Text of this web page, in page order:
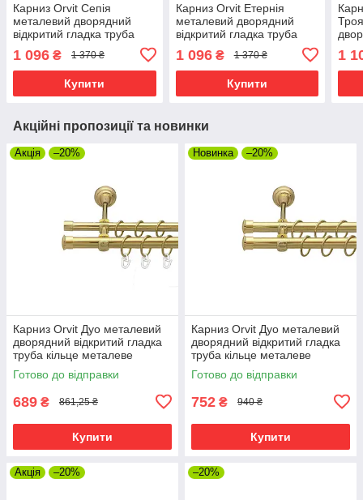
Карниз Orvit Сепія
металевий дворядний
відкритий гладка труба
25\19 мм 200 см (00-
00012827)
1 096 ₴ 1 370 ₴
Купити
Карниз Orvit Етернія
металевий дворядний
відкритий гладка труба
кільце металеве Золото
25\19 мм 200 см (00-
00012799)
1 096₴ 1 370 ₴
Купити
мм
1
Акційні пропозиції та новинки
Акція –20%
Карниз Orvit Дуо металевий
дворядний відкритий гладка
труба кільце металеве
Золото 19\16 мм 160 см (00-
00012986)
Готово до відправки
689 ₴ 861,25 ₴
Купити
Новинка –20%
Карниз Orvit Дуо металевий
дворядний відкритий гладка
труба кільце металеве
Золото 19\19 мм 160 см (00-
00013098)
Готово до відправки
752 ₴ 940 ₴
Купити
Акція –20% –20%